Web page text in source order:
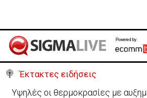
Powered by:
Έκτακτες ειδήσεις
Υψηλές οι θερμοκρασίες με